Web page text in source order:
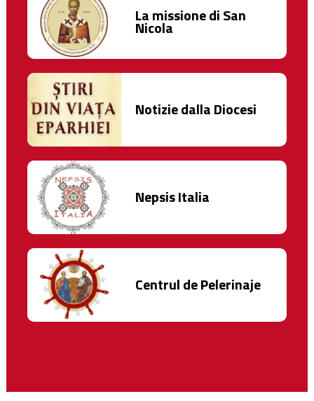
La missione di San
Nicola
Notizie dalla Diocesi
Nepsis Italia
Centrul de Pelerinaje